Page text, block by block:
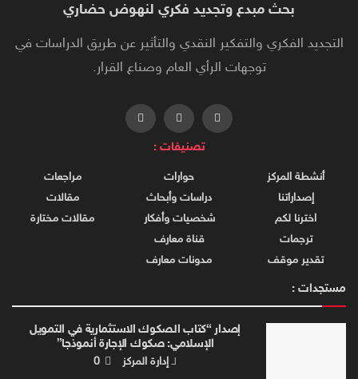
بحث مبدع وتجديد فكري لنهوض حضاري
التجديد الفكري والتفكير النقدي والتأثير عن طريق الدراسات في
توجهات الرأي العام وصناع القرار.
تصنيفات :
أنشطة المركز
إصداراتنا
اخترنا لكم
ترجمات
تقدير موقف
حوارات
دراسات وأبحاث
شخصيات وأفكار
قناة معارف
مدونات معارف
مراجعات
مقالات
مقالات مختارة
مستجدات :
إصدار “كتاب الصكوك الاستثمارية في التمويل
الإسلامي: صكوك الإجارة أنموذجا”
لـ إدارة المركز